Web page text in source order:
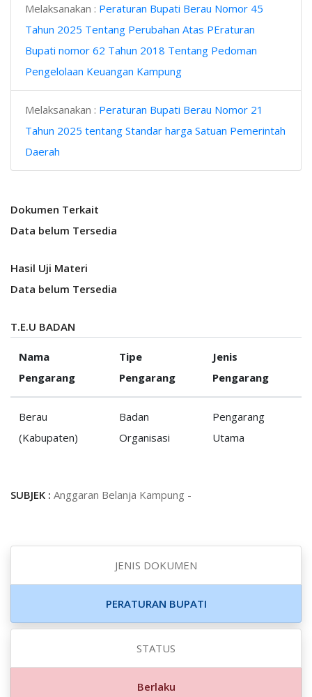
Melaksanakan : Peraturan Bupati Berau Nomor 45
Tahun 2025 Tentang Perubahan Atas PEraturan
Bupati nomor 62 Tahun 2018 Tentang Pedoman
Pengelolaan Keuangan Kampung
Melaksanakan : Peraturan Bupati Berau Nomor 21
Tahun 2025 tentang Standar harga Satuan Pemerintah
Daerah
Dokumen Terkait
Data belum Tersedia
Hasil Uji Materi
Data belum Tersedia
T.E.U BADAN
Nama
Pengarang
Tipe
Pengarang
Jenis
Pengarang
Berau
(Kabupaten)
Badan
Organisasi
Pengarang
Utama
SUBJEK : Anggaran Belanja Kampung -
JENIS DOKUMEN
PERATURAN BUPATI
STATUS
Berlaku